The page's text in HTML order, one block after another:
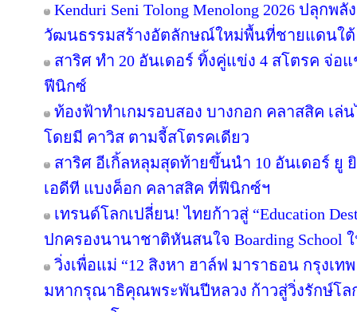
Kenduri Seni Tolong Menolong 2026 ปลุก
วัฒนธรรมสร้างอัตลักษณ์ใหม่พื้นที่ชายแดนใต้
สาริศ ทำ 20 อันเดอร์ ทิ้งคู่แข่ง 4 สโตรค จ่
ฟีนิกซ์
ท้องฟ้าทำเกมรอบสอง บางกอก คลาสสิค เล่
โดยมี คาวิส ตามจี้สโตรคเดียว
สาริศ อีเกิ้ลหลุมสุดท้ายขึ้นนำ 10 อันเดอร์ ยู
เอดีที แบงค็อก คลาสสิค ที่ฟีนิกซ์ฯ
เทรนด์โลกเปลี่ยน! ไทยก้าวสู่ “Education
ปกครองนานาชาติหันสนใจ Boarding School
วิ่งเพื่อแม่ “12 สิงหา ฮาล์ฟ มาราธอน กรุงเท
มหากรุณาธิคุณพระพันปีหลวง ก้าวสู่วิ่งรักษ์โ